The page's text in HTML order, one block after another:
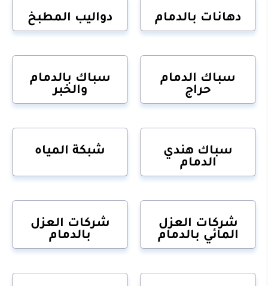
دهانات بالدمام دواليب المطبخ
سباك الدمام
حراج
سباك بالدمام
والخبر
سباك هندي
الدمام
شبكة المياه
شركات العزل
المائي بالدمام
شركات العزل
بالدمام